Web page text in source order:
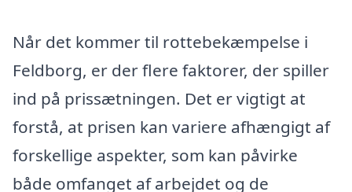
Når det kommer til rottebekæmpelse i
Feldborg, er der flere faktorer, der spiller
ind på prissætningen. Det er vigtigt at
forstå, at prisen kan variere afhængigt af
forskellige aspekter, som kan påvirke
både omfanget af arbejdet og de